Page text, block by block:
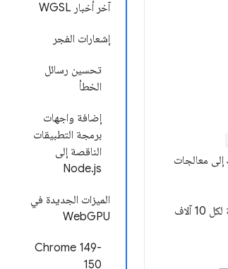
آخر أخبار WGSL
إشعارات الفجر
تحسين رسائل
الخطأ
إضافة واجهات
برمجة التطبيقات
الناقصة إلى
Node.js
الميزات الجديدة في
WebGPU
‫Chrome 149-
150
من خلال تقليل النفقات العامة لإجراء مكالمات من الرمز البرمجي الذي تم إنشاؤه في محرك JavaScript V8 إلى معالجات
يوضّح مقياس الأداء الصغير التالي أنّ وقت وحدة المعالجة المركزية (CPU) للمكالمات من JavaScript ينخفض من حوالي 0.5 ملي ثانية لكل 10 آلاف